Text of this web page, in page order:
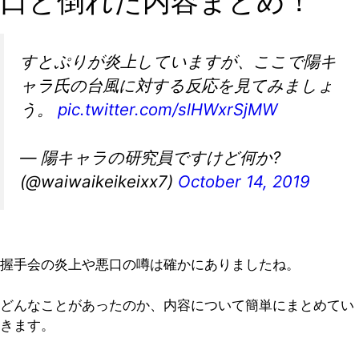
すとぷりが炎上していますが、ここで陽キ
ャラ氏の台風に対する反応を見てみましょ
う。 pic.twitter.com/slHWxrSjMW
— 陽キャラの研究員ですけど何か?
(@waiwaikeikeixx7) October 14, 2019
握手会の炎上や悪口の噂は確かにありましたね。
どんなことがあったのか、内容について簡単にまとめてい
きます。